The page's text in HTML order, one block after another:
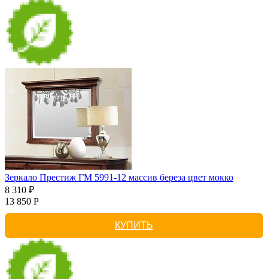
Зеркало Престиж ГМ 5991-12 массив береза цвет мокко
8 310 ₽
13 850 Р
КУПИТЬ